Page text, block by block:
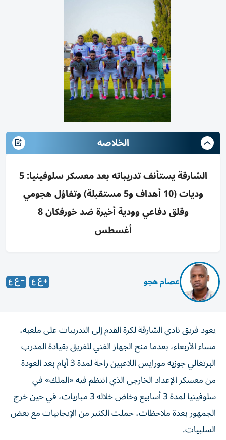
الخلاصه
الشارقة يستأنف تدريباته بعد معسكر سلوفينيا: 5
وديات (10 أهداف و5 مستقبلة) وتفاؤل هجومي
وقلق دفاعي وودية أخيرة ضد خورفكان 8
أغسطس
عصام هجو
يعود فريق نادي الشارقة لكرة القدم إلى التدريبات على ملعبه،
مساء الأربعاء، بعدما منح الجهاز الفني للفريق بقيادة المدرب
البرتغالي جوزيه مورايس اللاعبين راحة لمدة 3 أيام بعد العودة
من معسكر الإعداد الخارجي الذي انتظم فيه «الملك» في
سلوفينيا لمدة 3 أسابيع وخاض خلاله 3 مباريات، في حين خرج
الجمهور بعدة ملاحظات، حملت الكثير من الإيجابيات مع بعض
السلبيات.